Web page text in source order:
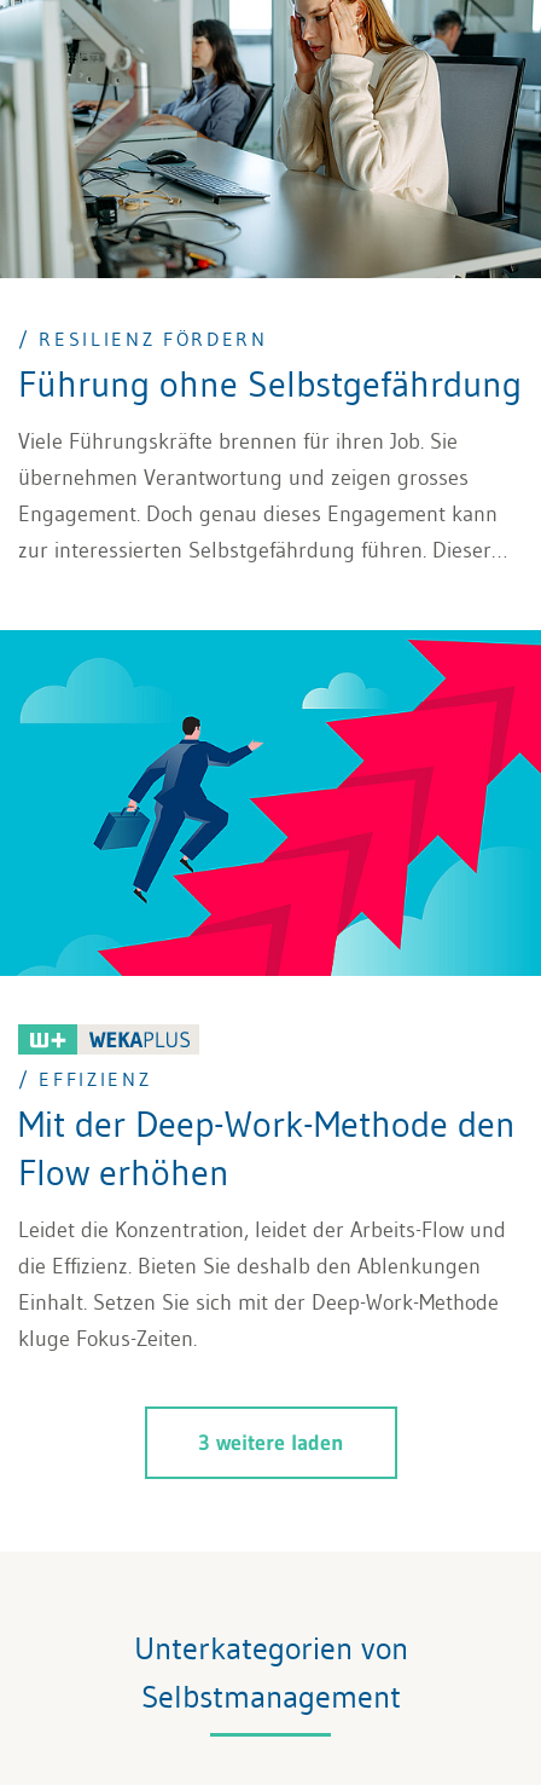
/ RESILIENZ FÖRDERN
Führung ohne Selbstgefährdung
Viele Führungskräfte brennen für ihren Job. Sie
übernehmen Verantwortung und zeigen grosses
Engagement. Doch genau dieses Engagement kann
zur interessierten Selbstgefährdung führen. Dieser
leistungsfähig zu bleiben.
/ EFFIZIENZ
Mit der Deep-Work-Methode den
Flow erhöhen
Leidet die Konzentration, leidet der Arbeits-Flow und
die Effizienz. Bieten Sie deshalb den Ablenkungen
Einhalt. Setzen Sie sich mit der Deep-Work-Methode
kluge Fokus-Zeiten.
3 weitere laden
Unterkategorien von
Selbstmanagement